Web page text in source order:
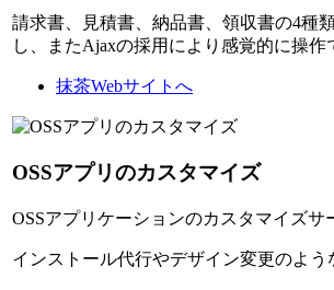
請求書、見積書、納品書、領収書の4種
し、またAjaxの採用により感覚的に操作
抹茶Webサイトへ
OSSアプリのカスタマイズ
OSSアプリケーションのカスタマイズサ
インストール代行やデザイン変更のよ